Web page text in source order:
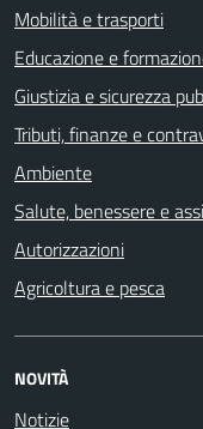
Mobilità e trasporti
Educazione e
Giustizia e sicurezza
Tributi, finanze e
Ambiente
Salute, benessere e
Autorizzazioni
Agricoltura e pesca
NOVITÀ
Notizie